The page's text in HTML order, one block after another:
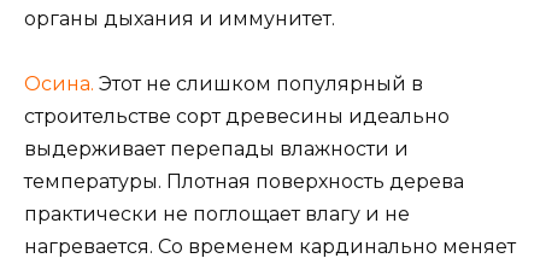
органы дыхания и иммунитет.
Осина. Этот не слишком популярный в
строительстве сорт древесины идеально
выдерживает перепады влажности и
температуры. Плотная поверхность дерева
практически не поглощает влагу и не
нагревается. Со временем кардинально меняет